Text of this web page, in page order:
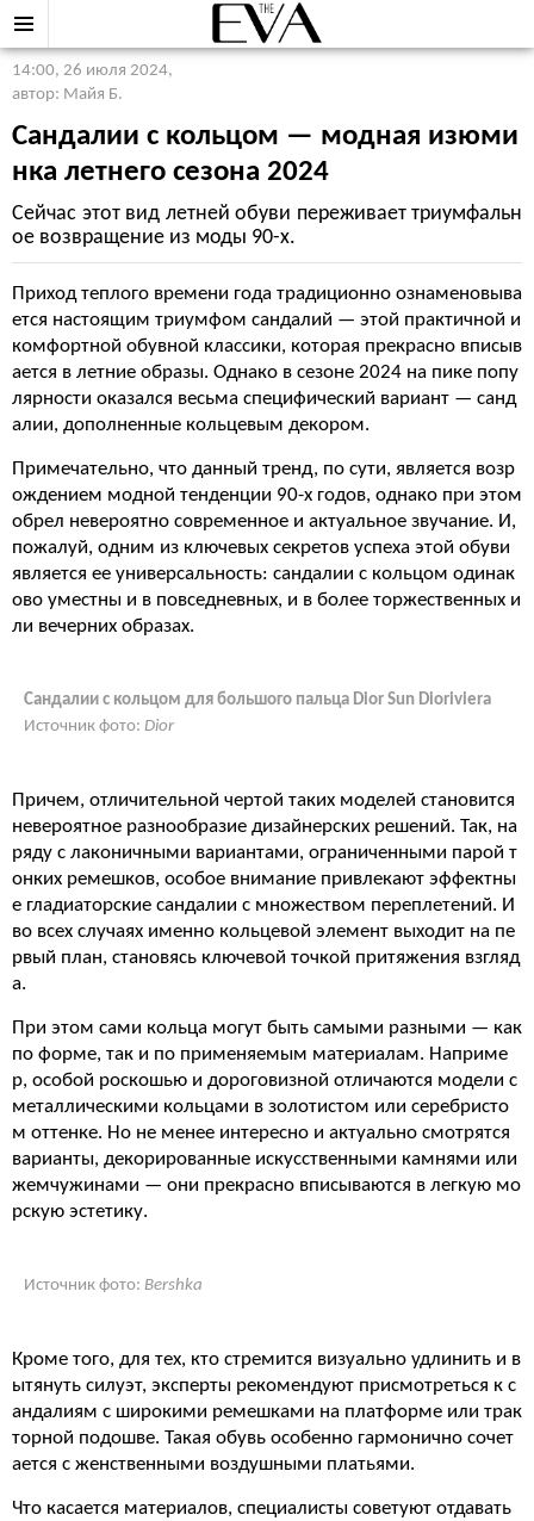
14:00, 26 июля 2024,
автор: Майя Б.
Сандалии с кольцом — модная изюми
нка летнего сезона 2024
Сейчас этот вид летней обуви переживает триумфальн
ое возвращение из моды 90-х.
Приход теплого времени года традиционно ознаменовыва
ется настоящим триумфом сандалий — этой практичной и
комфортной обувной классики, которая прекрасно вписыв
ается в летние образы. Однако в сезоне 2024 на пике попу
лярности оказался весьма специфический вариант — санд
алии, дополненные кольцевым декором.
Примечательно, что данный тренд, по сути, является возр
ождением модной тенденции 90-х годов, однако при этом
обрел невероятно современное и актуальное звучание. И,
пожалуй, одним из ключевых секретов успеха этой обуви
является ее универсальность: сандалии с кольцом одинак
ово уместны и в повседневных, и в более торжественных и
ли вечерних образах.
Сандалии с кольцом для большого пальца Dior Sun Dioriviera
Источник фото: Dior
Причем, отличительной чертой таких моделей становится
невероятное разнообразие дизайнерских решений. Так, на
ряду с лаконичными вариантами, ограниченными парой т
онких ремешков, особое внимание привлекают эффектны
е гладиаторские сандалии с множеством переплетений. И
во всех случаях именно кольцевой элемент выходит на пе
рвый план, становясь ключевой точкой притяжения взгляд
а.
При этом сами кольца могут быть самыми разными — как
по форме, так и по применяемым материалам. Наприме
р, особой роскошью и дороговизной отличаются модели с
металлическими кольцами в золотистом или серебристо
м оттенке. Но не менее интересно и актуально смотрятся
варианты, декорированные искусственными камнями или
жемчужинами — они прекрасно вписываются в легкую мо
рскую эстетику.
Источник фото: Bershka
Кроме того, для тех, кто стремится визуально удлинить и в
ытянуть силуэт, эксперты рекомендуют присмотреться к с
андалиям с широкими ремешками на платформе или трак
торной подошве. Такая обувь особенно гармонично сочет
ается с женственными воздушными платьями.
Что касается материалов, специалисты советуют отдавать